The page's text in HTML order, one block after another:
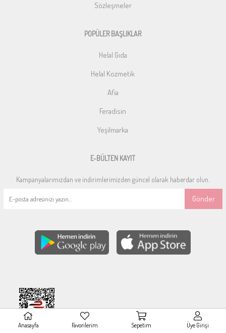
Sözleşmeler
POPÜLER BAŞLIKLAR
Helal Gıda
Helal Kozmetik
Afia
Feradisin
Yeşilmarka
E-BÜLTEN KAYIT
Kampanyalarımızdan ve indirimlerimizden güncel olarak haberdar olun.
Gönder
Anasayfa Favorilerim Sepetim Üye Girişi